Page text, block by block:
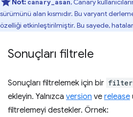
Not: canary_asan, Canary
sürümünü alan kısmıdır. Bu varyant
özelliği etkinleştirilmiştir. Bu sayede,
Sonuçları filtrele
Sonuçları filtrelemek için bir filter
ekleyin. Yalnızca version ve release
filtrelemeyi destekler. Örnek: